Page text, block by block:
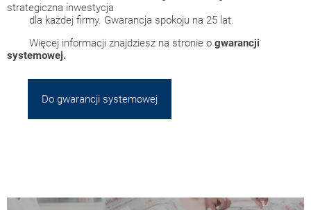
strategiczna inwestycja
dla każdej firmy. Gwarancja spokoju na 25 lat.
Więcej informacji znajdziesz na stronie o gwarancji
systemowej.
Do gwarancji systemowej